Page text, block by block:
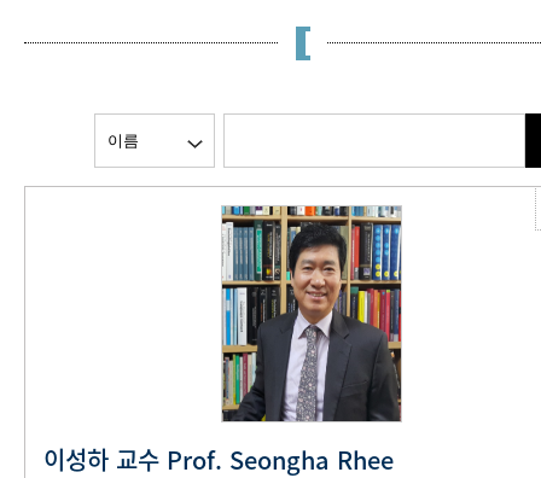
이성하 교수 Prof. Seongha Rhee